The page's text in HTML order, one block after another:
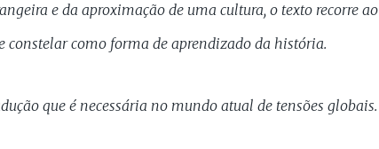
e da aproximação de uma cultura, o texto recorre ao
constelar como forma de aprendizado da história.
que é necessária no mundo atual de tensões globais.